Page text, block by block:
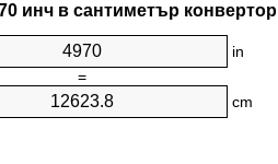
инч в сантиметър конвертор
in
=
cm